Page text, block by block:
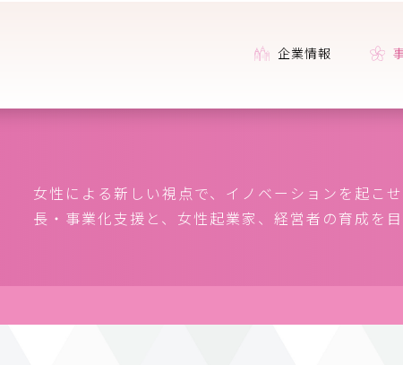
企業情報
女性による新しい視点で、イノベーションを起こ
長・事業化支援と、女性起業家、経営者の育成を